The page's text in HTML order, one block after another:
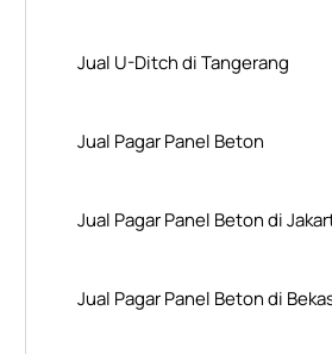
Jual U-Ditch di Tangerang
Jual Pagar Panel Beton
Jual Pagar Panel Beton di
Jual Pagar Panel Beton di